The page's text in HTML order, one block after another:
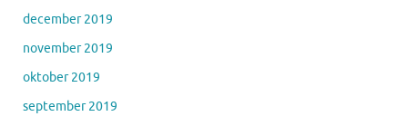
december 2019
november 2019
oktober 2019
september 2019